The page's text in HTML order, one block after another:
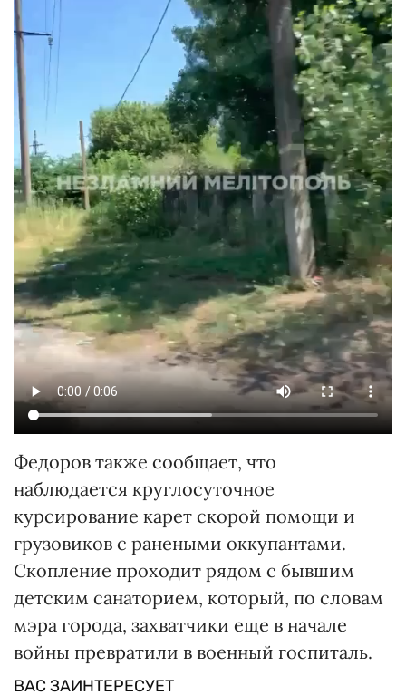
Федоров также сообщает, что
наблюдается круглосуточное
курсирование карет скорой помощи и
грузовиков с ранеными оккупантами.
Скопление проходит рядом с бывшим
детским санаторием, который, по словам
мэра города, захватчики еще в начале
войны превратили в военный госпиталь.
ВАС ЗАИНТЕРЕСУЕТ